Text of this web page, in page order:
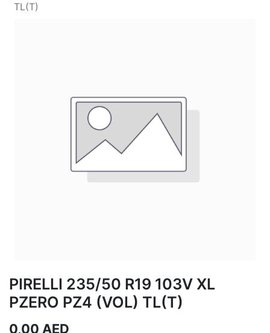
TL(T)
PIRELLI 235/50 R19 103V XL
PZERO PZ4 (VOL) TL(T)
0,00 AED